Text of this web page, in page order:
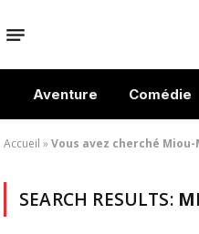
Aventure Comédie
Accueil »Vous avez cherché Miou-
SEARCH RESULTS: